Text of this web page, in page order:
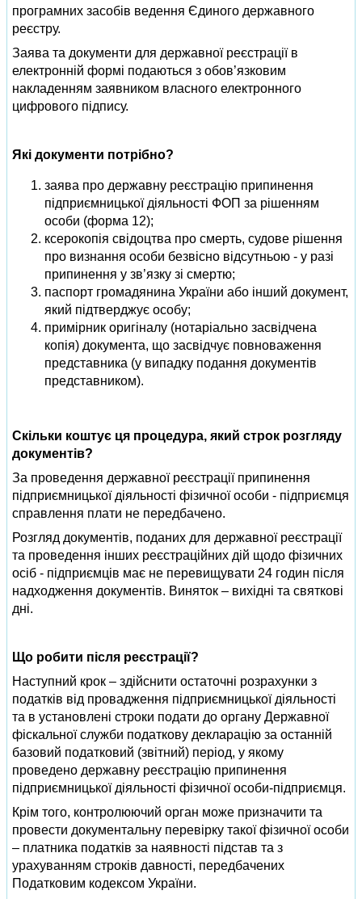
програмних засобів ведення Єдиного державного
реєстру.
Заява та документи для державної реєстрації в
електронній формі подаються з обов’язковим
накладенням заявником власного електронного
цифрового підпису.
Які документи потрібно?
заява про державну реєстрацію припинення
підприємницької діяльності ФОП за рішенням
особи (форма 12);
ксерокопія свідоцтва про смерть, судове рішення
про визнання особи безвісно відсутньою - у разі
припинення у зв’язку зі смертю;
паспорт громадянина України або інший документ,
який підтверджує особу;
примірник оригіналу (нотаріально засвідчена
копія) документа, що засвідчує повноваження
представника (у випадку подання документів
представником).
Скільки коштує ця процедура, який строк розгляду
документів?
За проведення державної реєстрації припинення
підприємницької діяльності фізичної особи - підприємця
справлення плати не передбачено.
Розгляд документів, поданих для державної реєстрації
та проведення інших реєстраційних дій щодо фізичних
осіб - підприємців має не перевищувати 24 годин після
надходження документів. Виняток – вихідні та святкові
дні.
Що робити після реєстрації?
Наступний крок – здійснити остаточні розрахунки з
податків від провадження підприємницької діяльності
та в установлені строки подати до органу Державної
фіскальної служби податкову декларацію за останній
базовий податковий (звітний) період, у якому
проведено державну реєстрацію припинення
підприємницької діяльності фізичної особи-підприємця.
Крім того, контролюючий орган може призначити та
провести документальну перевірку такої фізичної особи
– платника податків за наявності підстав та з
урахуванням строків давності, передбачених
Податковим кодексом України.